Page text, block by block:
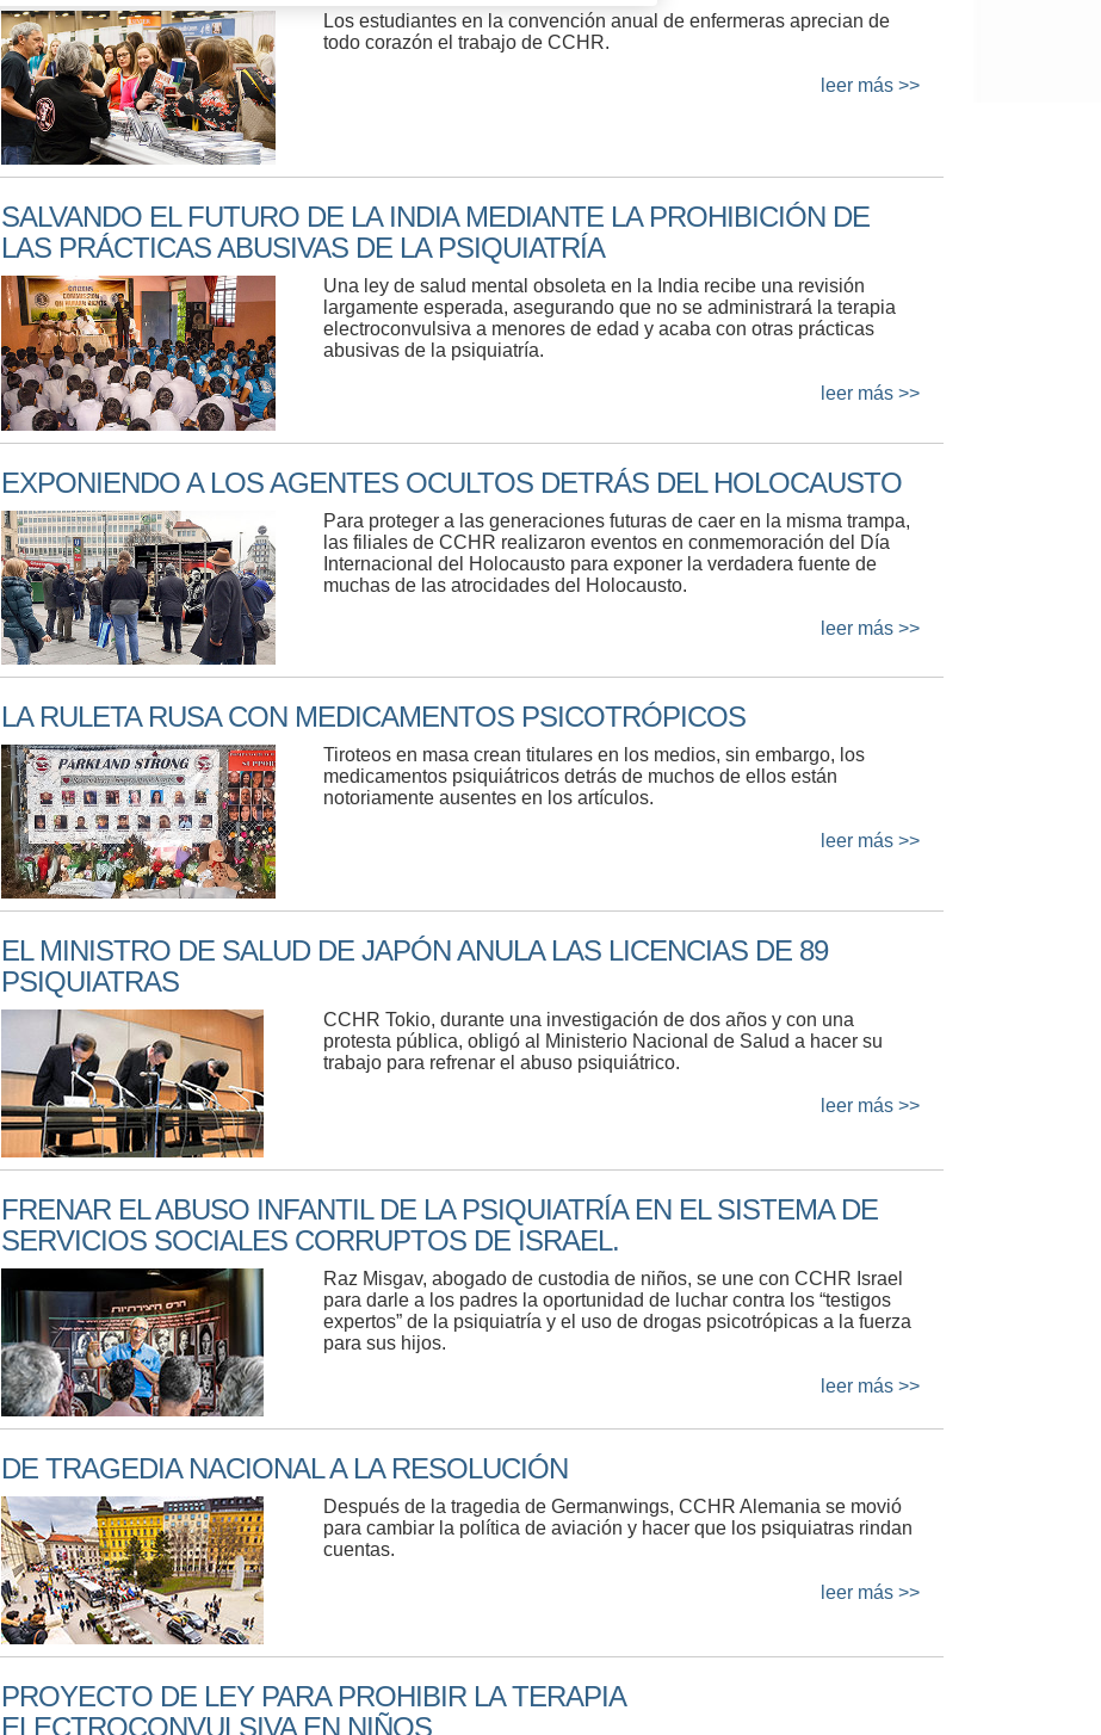
Los estudiantes en la convención anual de enfermeras aprecian de
todo corazón el trabajo de CCHR.
leer más >>
SALVANDO EL FUTURO DE LA INDIA MEDIANTE LA PROHIBICIÓN DE
LAS PRÁCTICAS ABUSIVAS DE LA PSIQUIATRÍA
Una ley de salud mental obsoleta en la India recibe una revisión
largamente esperada, asegurando que no se administrará la terapia
electroconvulsiva a menores de edad y acaba con otras prácticas
abusivas de la psiquiatría.
leer más >>
EXPONIENDO A LOS AGENTES OCULTOS DETRÁS DEL HOLOCAUSTO
Para proteger a las generaciones futuras de caer en la misma trampa,
las filiales de CCHR realizaron eventos en conmemoración del Día
Internacional del Holocausto para exponer la verdadera fuente de
muchas de las atrocidades del Holocausto.
leer más >>
LA RULETA RUSA CON MEDICAMENTOS PSICOTRÓPICOS
Tiroteos en masa crean titulares en los medios, sin embargo, los
medicamentos psiquiátricos detrás de muchos de ellos están
notoriamente ausentes en los artículos.
leer más >>
EL MINISTRO DE SALUD DE JAPÓN ANULA LAS LICENCIAS DE 89
PSIQUIATRAS
CCHR Tokio, durante una investigación de dos años y con una
protesta pública, obligó al Ministerio Nacional de Salud a hacer su
trabajo para refrenar el abuso psiquiátrico.
leer más >>
FRENAR EL ABUSO INFANTIL DE LA PSIQUIATRÍA EN EL SISTEMA DE
SERVICIOS SOCIALES CORRUPTOS DE ISRAEL.
Raz Misgav, abogado de custodia de niños, se une con CCHR Israel
para darle a los padres la oportunidad de luchar contra los “testigos
expertos” de la psiquiatría y el uso de drogas psicotrópicas a la fuerza
para sus hijos.
leer más >>
DE TRAGEDIA NACIONAL A LA RESOLUCIÓN
Después de la tragedia de Germanwings, CCHR Alemania se movió
para cambiar la política de aviación y hacer que los psiquiatras rindan
cuentas.
leer más >>
PROYECTO DE LEY PARA PROHIBIR LA TERAPIA
ELECTROCONVULSIVA EN NIÑOS